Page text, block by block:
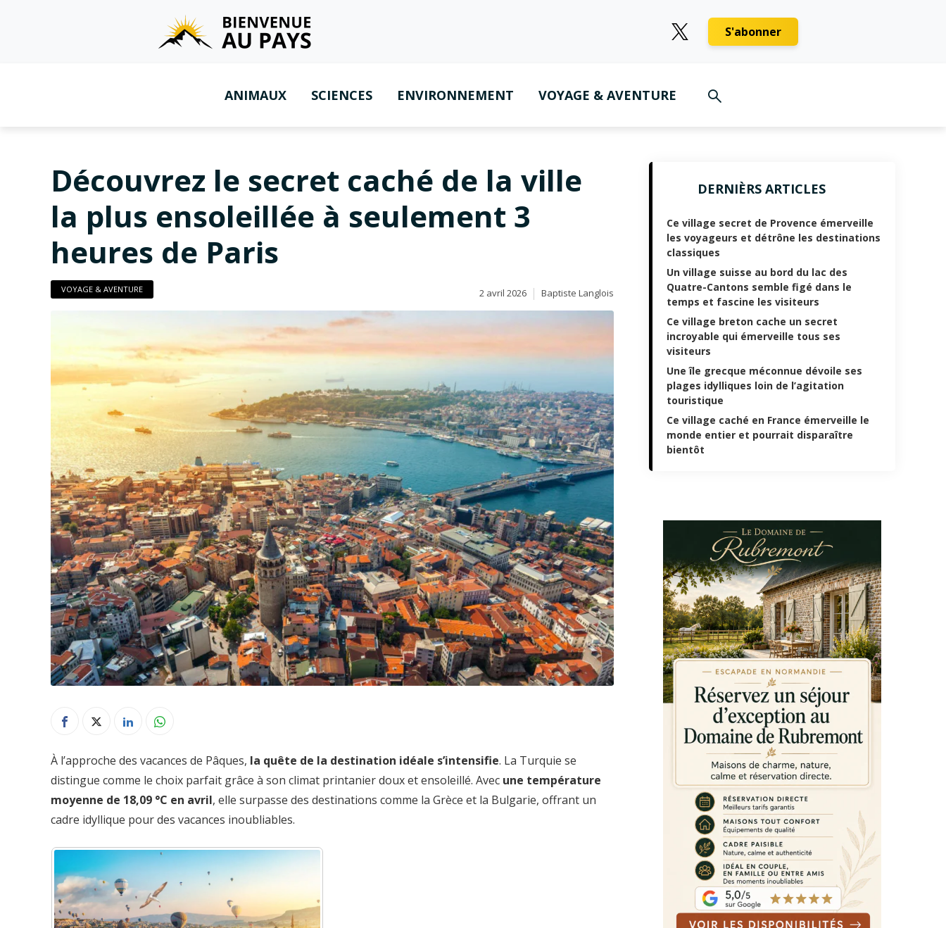
S'abonner
ANIMAUX SCIENCES ENVIRONNEMENT VOYAGE & AVENTURE
Découvrez le secret caché de la ville
la plus ensoleillée à seulement 3
heures de Paris
VOYAGE & AVENTURE 2 avril 2026 Baptiste Langlois
À l’approche des vacances de Pâques, la quête de la destination idéale s’intensifie. La Turquie se
distingue comme le choix parfait grâce à son climat printanier doux et ensoleillé. Avec une température
moyenne de 18,09 °C en avril, elle surpasse des destinations comme la Grèce et la Bulgarie, offrant un
cadre idyllique pour des vacances inoubliables.
DERNIÈRS ARTICLES
Ce village secret de Provence émerveille
les voyageurs et détrône les destinations
classiques
Un village suisse au bord du lac des
Quatre-Cantons semble figé dans le
temps et fascine les visiteurs
Ce village breton cache un secret
incroyable qui émerveille tous ses
visiteurs
Une île grecque méconnue dévoile ses
plages idylliques loin de l’agitation
touristique
Ce village caché en France émerveille le
monde entier et pourrait disparaître
bientôt